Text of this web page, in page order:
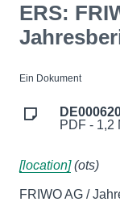
ERS:
Ein Dokument
PDF - 1,2
[location](ots)
FRIWO AG /